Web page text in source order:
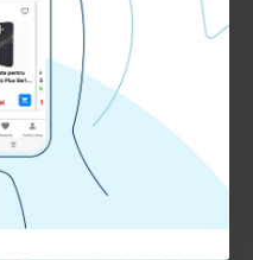
un cont nou